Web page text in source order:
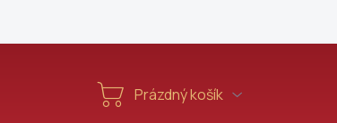
Nákupní
Prázdný košík